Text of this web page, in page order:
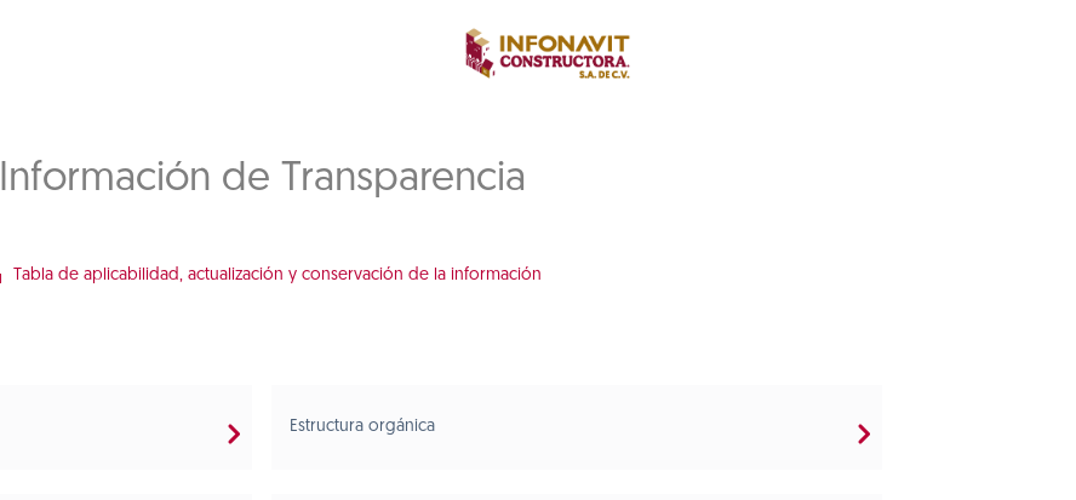
Información de Transparencia
Tabla de aplicabilidad, actualización y conservación de la información
Estructura orgánica